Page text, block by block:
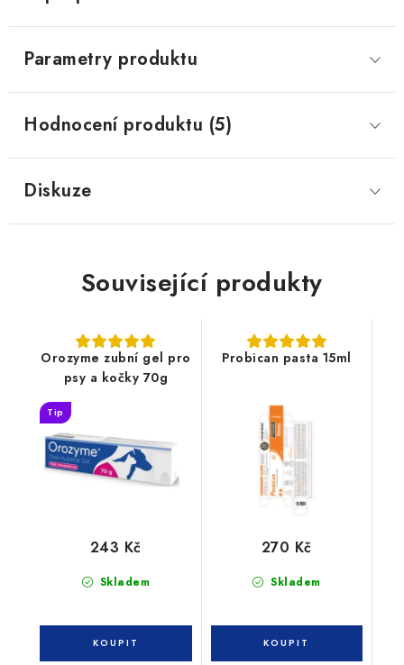
Parametry produktu
Hodnocení produktu (5)
Diskuze
Související produkty
Orozyme zubní gel pro
psy a kočky 70g
Tip
Skladem
243 Kč
Probican pasta 15ml
Skladem
270 Kč